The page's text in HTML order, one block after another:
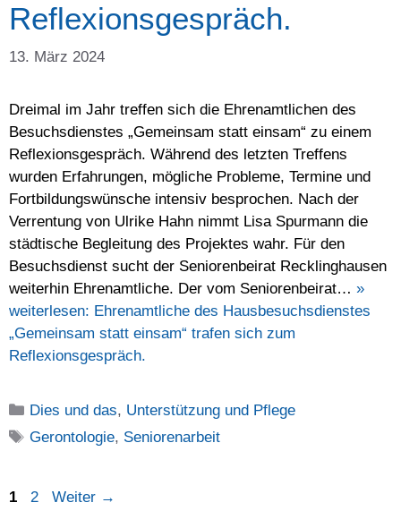
Reflexionsgespräch.
13. März 2024
Dreimal im Jahr treffen sich die Ehrenamtlichen des
Besuchsdienstes „Gemeinsam statt einsam“ zu einem
Reflexionsgespräch. Während des letzten Treffens
wurden Erfahrungen, mögliche Probleme, Termine und
Fortbildungswünsche intensiv besprochen. Nach der
Verrentung von Ulrike Hahn nimmt Lisa Spurmann die
städtische Begleitung des Projektes wahr. Für den
Besuchsdienst sucht der Seniorenbeirat Recklinghausen
weiterhin Ehrenamtliche. Der vom Seniorenbeirat… »
weiterlesen: Ehrenamtliche des Hausbesuchsdienstes
„Gemeinsam statt einsam“ trafen sich zum
Reflexionsgespräch.
Kategorien
Dies und das, Unterstützung und Pflege
Schlagwörter
Gerontologie, Seniorenarbeit
Seite
1 Seite
2 Weiter →